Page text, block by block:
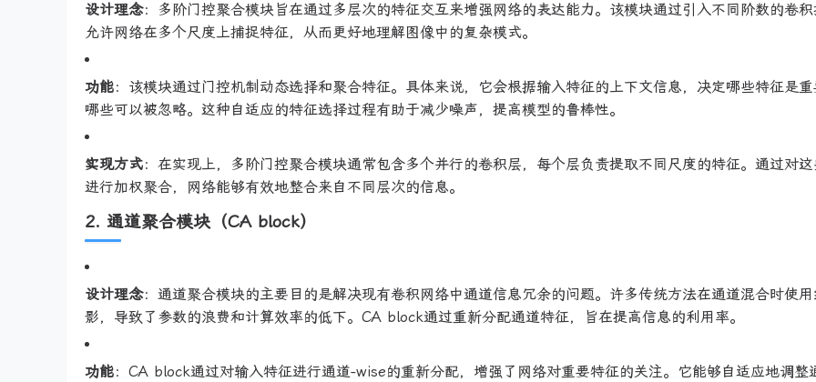
设计理念：多阶门控聚合模块旨在通过多层次的特征交互来增强网络的表达能力。该模块通过引入不同阶数的卷积
允许网络在多个尺度上捕捉特征，从而更好地理解图像中的复杂模式。
功能：该模块通过门控机制动态选择和聚合特征。具体来说，它会根据输入特征的上下文信息，决定哪些特征是重
哪些可以被忽略。这种自适应的特征选择过程有助于减少噪声，提高模型的鲁棒性。
实现方式：在实现上，多阶门控聚合模块通常包含多个并行的卷积层，每个层负责提取不同尺度的特征。通过对
进行加权聚合，网络能够有效地整合来自不同层次的信息。
2. 通道聚合模块（CA block）
设计理念：通道聚合模块的主要目的是解决现有卷积网络中通道信息冗余的问题。许多传统方法在通道混合时使
影，导致了参数的浪费和计算效率的低下。CA block通过重新分配通道特征，旨在提高信息的利用率。
功能：CA block通过对输入特征进行通道-wise的重新分配，增强了网络对重要特征的关注。它能够自适应地调整